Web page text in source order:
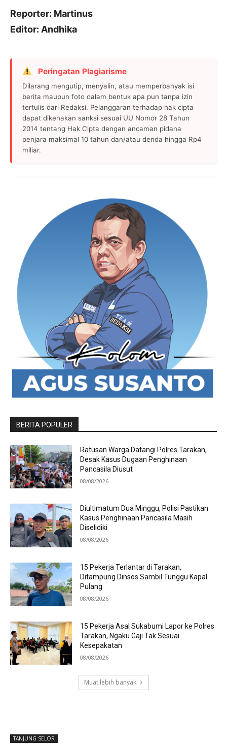
Reporter: Martinus
Editor: Andhika
Peringatan Plagiarisme
Dilarang mengutip, menyalin, atau memperbanyak isi
berita maupun foto dalam bentuk apa pun tanpa izin
tertulis dari Redaksi. Pelanggaran terhadap hak cipta
dapat dikenakan sanksi sesuai UU Nomor 28 Tahun
2014 tentang Hak Cipta dengan ancaman pidana
penjara maksimal 10 tahun dan/atau denda hingga Rp4
miliar.
BERITA POPULER
Ratusan Warga Datangi Polres Tarakan,
Desak Kasus Dugaan Penghinaan
Pancasila Diusut
08/08/2026
Diultimatum Dua Minggu, Polisi Pastikan
Kasus Penghinaan Pancasila Masih
Diselidiki
08/08/2026
15 Pekerja Terlantar di Tarakan,
Ditampung Dinsos Sambil Tunggu Kapal
Pulang
08/08/2026
15 Pekerja Asal Sukabumi Lapor ke Polres
Tarakan, Ngaku Gaji Tak Sesuai
Kesepakatan
08/08/2026
Muat lebih banyak